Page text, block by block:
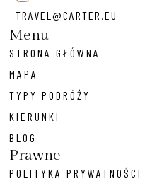
TRAVEL@CARTER.EU
Menu
STRONA GŁÓWNA
MAPA
TYPY PODRÓŻY
KIERUNKI
BLOG
Prawne
POLITYKA PRYWATNOŚCI